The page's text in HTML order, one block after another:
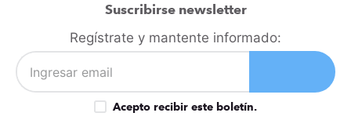
Suscribirse newsletter
Regístrate y mantente informado:
Acepto recibir este boletín.